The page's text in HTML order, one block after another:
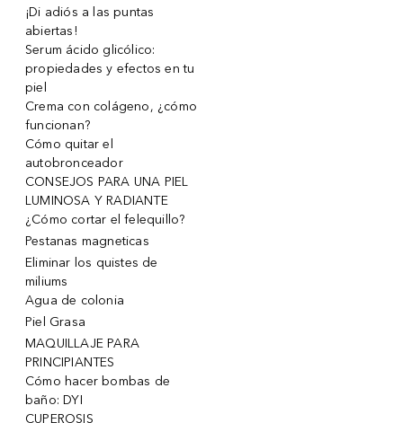
¡Di adiós a las puntas
abiertas!
Serum ácido glicólico:
propiedades y efectos en tu
piel
Crema con colágeno, ¿cómo
funcionan?
Cómo quitar el
autobronceador
CONSEJOS PARA UNA PIEL
LUMINOSA Y RADIANTE
¿Cómo cortar el felequillo?
Pestanas magneticas
Eliminar los quistes de
miliums
Agua de colonia
Piel Grasa
MAQUILLAJE PARA
PRINCIPIANTES
Cómo hacer bombas de
baño: DYI
CUPEROSIS